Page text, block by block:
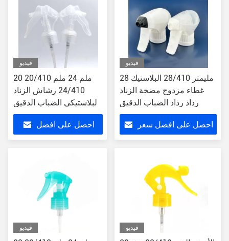
فيديو
20 ملم 24 ملم 20/410
24/410 رشاش الزناد
البلاستيكي الضباب الدقيق
الموزع اليدوي المصغر
احصل على افضل
فيديو
28 مليمتر 28/410 البلاستيك
غطاء مزدوج مضخة الزناد
رذاذ رذاذ الضباب الدقيق
احصل على افضل سعر
فيديو فيديو